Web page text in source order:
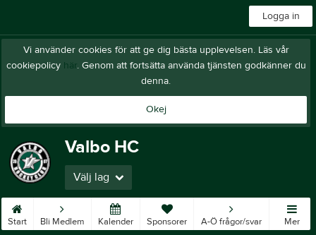
Logga in
Vi använder cookies för att ge dig bästa upplevelsen. Läs vår
cookiepolicy här. Genom att fortsätta använda tjänsten godkänner du
denna.
Okej
Valbo HC
Välj lag
Start Bli Medlem Kalender Sponsorer A-Ö frågor/svar Mer